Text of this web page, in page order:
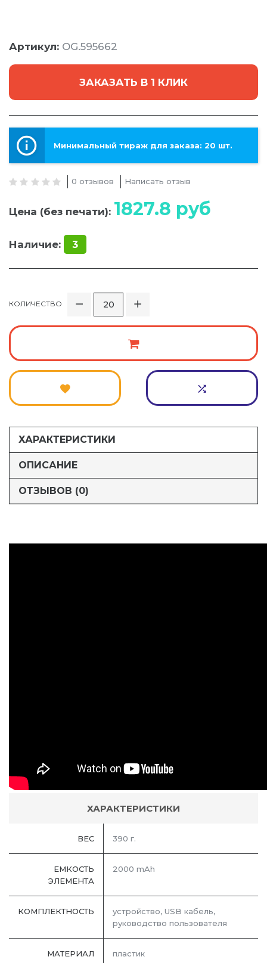
Артикул: OG.595662
ЗАКАЗАТЬ В 1 КЛИК
Минимальный тираж для заказа: 20 шт.
0 отзывов Написать отзыв
Цена (без печати): 1827.8 руб
Наличие: 3
КОЛИЧЕСТВО
ХАРАКТЕРИСТИКИ
ОПИСАНИЕ
ОТЗЫВОВ (0)
ХАРАКТЕРИСТИКИ
ВЕС 390 г.
ЕМКОСТЬ
ЭЛЕМЕНТА
2000 mAh
КОМПЛЕКТНОСТЬ
устройство, USB кабель,
руководство пользователя
МАТЕРИАЛ
пластик